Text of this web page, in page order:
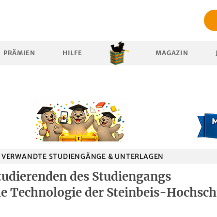
PRÄMIEN HILFE MAGAZIN
VERWANDTE STUDIENGÄNGE & UNTERLAGEN
des Studiengangs
Technologie der Steinbeis-